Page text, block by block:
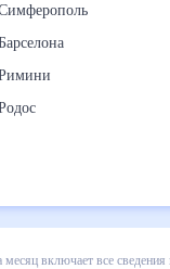
погоды в